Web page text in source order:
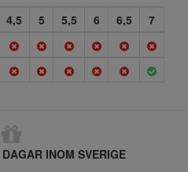
4,5 5 5,5 6 6,5
7
INOM SVERIGE